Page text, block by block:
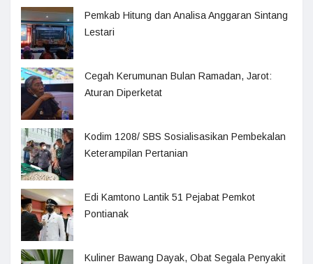
Pemkab Hitung dan Analisa Anggaran Sintang
Lestari
Cegah Kerumunan Bulan Ramadan, Jarot:
Aturan Diperketat
Kodim 1208/ SBS Sosialisasikan Pembekalan
Keterampilan Pertanian
Edi Kamtono Lantik 51 Pejabat Pemkot
Pontianak
Kuliner Bawang Dayak, Obat Segala Penyakit